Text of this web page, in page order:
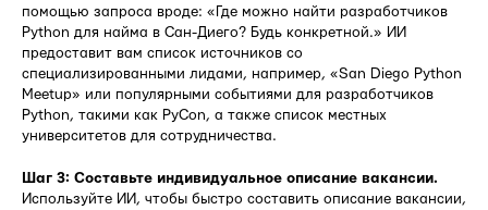
помощью запроса вроде: «Где можно найти разработчиков
Python для найма в Сан-Диего? Будь конкретной.» ИИ
предоставит вам список источников со
специализированными лидами, например, «San Diego Python
Meetup» или популярными событиями для разработчиков
Python, такими как PyCon, а также список местных
университетов для сотрудничества.
Шаг 3: Составьте индивидуальное описание вакансии.
Используйте ИИ, чтобы быстро составить описание вакансии,